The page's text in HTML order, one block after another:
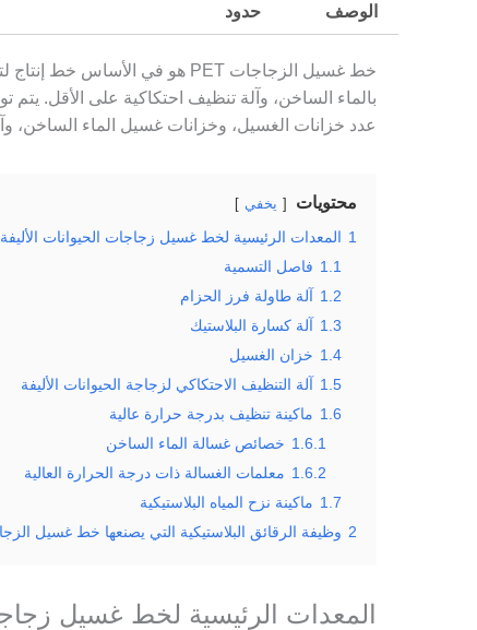
الوصف حدود
بالماء الساخن، وآلة تنظيف احتكاكية على الأقل.
عدد خزانات الغسيل، وخزانات غسيل الماء الساخن،
محتويات يخفي
1 المعدات الرئيسية لخط غسيل زجاجات الحيوانات الأليفة
1.1 فاصل التسمية
1.2 آلة طاولة فرز الحزام
1.3 آلة كسارة البلاستيك
1.4 خزان الغسيل
1.5 آلة التنظيف الاحتكاكي لزجاجة الحيوانات الأليفة
1.6 ماكينة تنظيف بدرجة حرارة عالية
1.6.1 خصائص غسالة الماء الساخن
1.6.2 معلمات الغسالة ذات درجة الحرارة العالية
1.7 ماكينة نزح المياه البلاستيكية
2 وظيفة الرقائق البلاستيكية التي يصنعها خط غسيل
المعدات الرئيسية لخط غسيل